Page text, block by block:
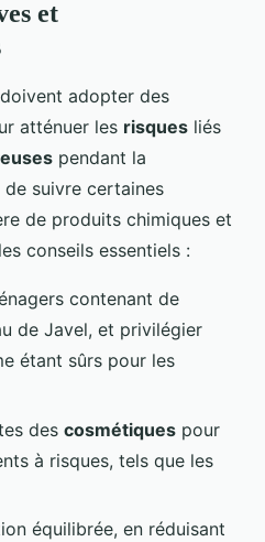
et
doivent adopter des
atténuer les risques liés
pendant la
suivre certaines
de produits chimiques et
conseils essentiels :
contenant de
de Javel, et privilégier
étant sûrs pour les
des cosmétiques pour
à risques, tels que les
équilibrée, en réduisant